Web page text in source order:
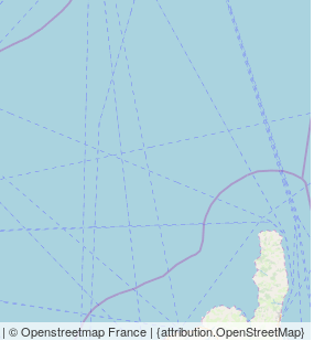
| © Openstreetmap France | {attribution.OpenStreetMap}